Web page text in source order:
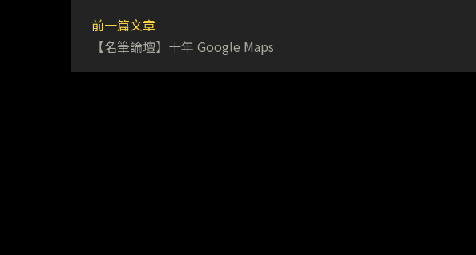
前一篇文章
【名筆論壇】十年 Google Maps